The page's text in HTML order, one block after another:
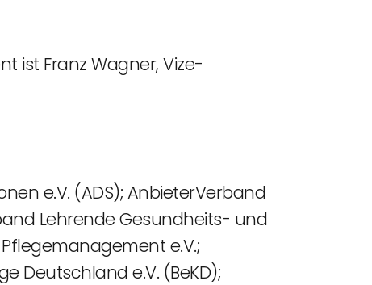
ist Franz Wagner, Vize-
e.V. (ADS); AnbieterVerband
Lehrende Gesundheits- und
e.V.;
Deutschland e.V. (BeKD);